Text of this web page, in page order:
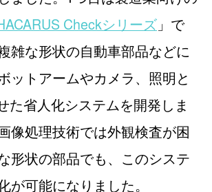
Checkシリーズ 」で
雑な形状の自動車部品などに
ットアームやカメラ、照明と
た省人化システムを開発しま
像処理技術では外観検査が困
形状の部品でも、このシステ
が可能になりました。